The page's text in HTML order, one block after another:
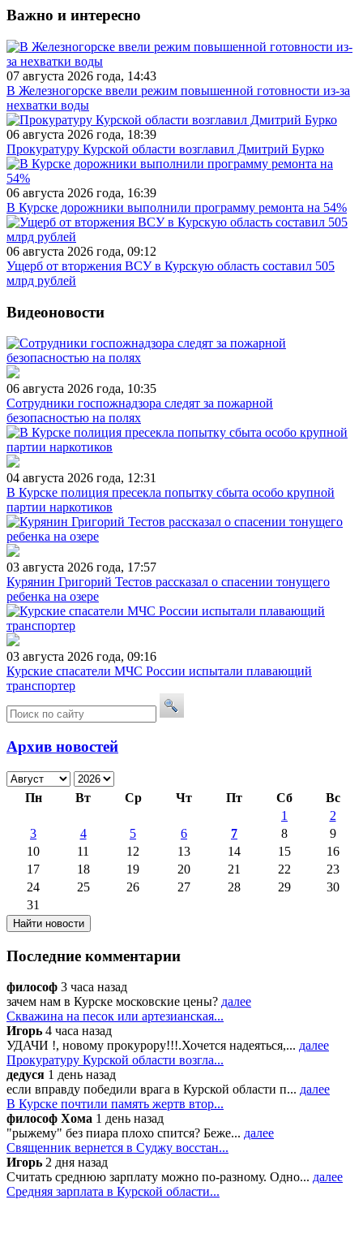
Важно и интересно
07 августа 2026 года, 14:43
В Железногорске ввели режим повышенной готовности из-за
нехватки воды
06 августа 2026 года, 18:39
Прокуратуру Курской области возглавил Дмитрий Бурко
06 августа 2026 года, 16:39
В Курске дорожники выполнили программу ремонта на 54%
06 августа 2026 года, 09:12
Ущерб от вторжения ВСУ в Курскую область составил 505
млрд рублей
Видеоновости
06 августа 2026 года, 10:35
Сотрудники госпожнадзора следят за пожарной
безопасностью на полях
04 августа 2026 года, 12:31
В Курске полиция пресекла попытку сбыта особо крупной
партии наркотиков
03 августа 2026 года, 17:57
Курянин Григорий Тестов рассказал о спасении тонущего
ребенка на озере
03 августа 2026 года, 09:16
Курские спасатели МЧС России испытали плавающий
транспортер
Архив новостей
Пн Вт Ср Чт Пт Сб
Вс
1
2
3
4 5 6 7 8
9
10
11 12 13 14 15
16
17
18 19 20 21 22
23
24
25 26 27 28 29
30
31
Последние комментарии
философ 3 часа назад
зачем нам в Курске московские цены? далее
Скважина на песок или артезианская...
Игорь 4 часа назад
УДАЧИ !, новому прокурору!!!.Хочется надеяться,... далее
Прокуратуру Курской области возгла...
дедуся 1 день назад
если вправду победили врага в Курской области п... далее
В Курске почтили память жертв втор...
философ Хома 1 день назад
"рыжему" без пиара плохо спится? Беже... далее
Священник вернется в Суджу восстан...
Игорь 2 дня назад
Считать среднюю зарплату можно по-разному. Одно... далее
Средняя зарплата в Курской области...